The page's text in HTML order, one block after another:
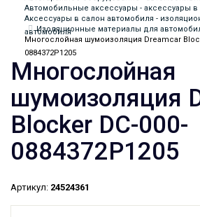
Автомобильные аксессуары - аксессуары в
Аксессуары в салон автомобиля -
автомобиля
Изоляционные материалы для
Многослойная шумоизоляция Dreamcar
0884372P1205
Многослойная
шумоизоляция
Blocker DC-000-
0884372P1205
Артикул: 24524361